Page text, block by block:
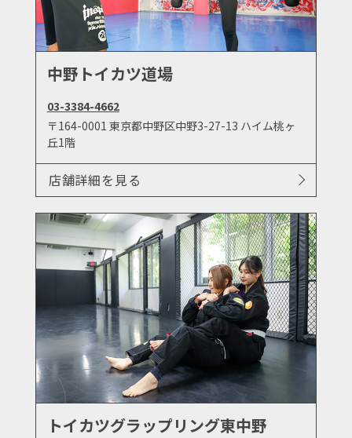
中野トイカツ道場
03-3384-4662
〒164-0001 東京都中野区中野3-27-13 ハイム桃ヶ
丘1階
店舗詳細を見る
トイカツグラップリング東中野